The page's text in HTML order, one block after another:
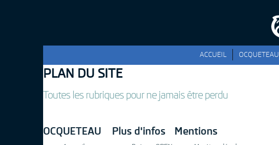
ACCUEIL OCQUETEAU
PLAN DU SITE
Toutes les rubriques pour ne jamais être perdu
OCQUETEAU Plus d'infos Mentions